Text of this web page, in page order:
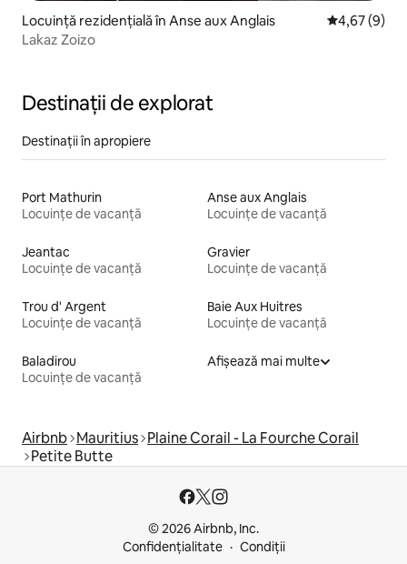
Locuință rezidențială în Anse aux Anglais Scor mediu
4,67 (9)
Lakaz Zoizo
Destinații de explorat
Destinații în apropiere
Port Mathurin
Locuințe de vacanță
Anse aux Anglais
Locuințe de vacanță
Jeantac
Locuințe de vacanță
Gravier
Locuințe de vacanță
Trou d' Argent
Locuințe de vacanță
Baie Aux Huitres
Locuințe de vacanță
Baladirou
Locuințe de vacanță
Afișează mai multe
Airbnb Mauritius Plaine Corail - La Fourche Corail
Petite Butte
© 2026 Airbnb, Inc.
Confidențialitate
Condiții